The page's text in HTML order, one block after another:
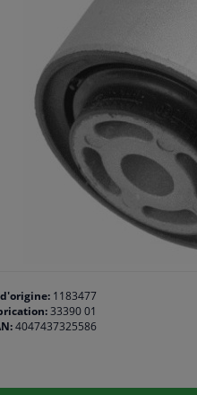
1183477
33390 01
4047437325586